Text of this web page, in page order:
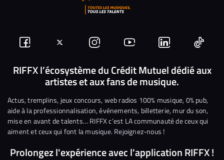
Suivez-
nous
Facebook
Suivez-
nous
sur
Twitter
Nous
rejoindre
sur
Instagram
Nous
rejoindre
sur
YouTube
Nous
rejoindre
sur
Linkedin
Nous
RIFFX l’écosystème du Crédit Mutuel dédié aux
artistes et aux fans de musique.
Actus, tremplins, jeux concours, web radios 100% musique, 0% pub,
aide à la professionnalisation, événements, billetterie, mur du son,
mise en avant de talents… RIFFX c’est LA communauté de ceux qui
aiment et ceux qui font la musique. Rejoignez-nous !
Prolongez l'expérience avec l'application RIFFX !